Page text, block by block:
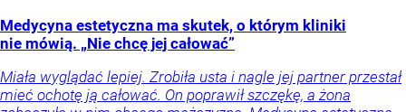
Medycyna estetyczna ma skutek, o którym kliniki
nie mówią. „Nie chcę jej całować”
Miała wyglądać lepiej. Zrobiła usta i nagle jej partner przestał
mieć ochotę ją całować. On poprawił szczękę, a żona